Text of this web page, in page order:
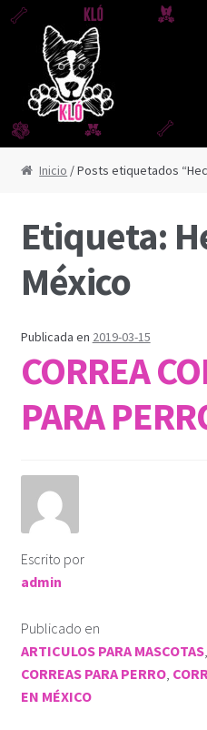
navegación
contenido
CORREAS Y JUGUETES
CORREA DERBY
CORREA FUJI
CORREA IGUAZÚ
CORREA REFLEX
PLAYERA DEPORTIVA
KLÓTIPS
Contact Us
Inicio / Posts etiquetados
Etiqueta:
México
Publicada en 2019-03-15
CORREA
PARA
Escrito por
admin
Publicado en
ARTICULOS PARA MASCOTAS,
CORREAS PARA PERRO,
EN MÉXICO